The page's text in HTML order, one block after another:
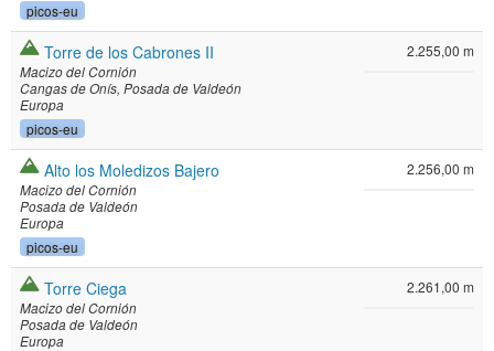
picos-eu
Torre de los Cabrones II
Macizo del Cornión
Cangas de Onís Posada de Valdeón
Europa
picos-eu
2.255,00 m
Alto los Moledizos Bajero
Macizo del Cornión
Posada de Valdeón
Europa
picos-eu
2.256,00 m
Torre Ciega
Macizo del Cornión
Posada de Valdeón
Europa
2.261,00 m